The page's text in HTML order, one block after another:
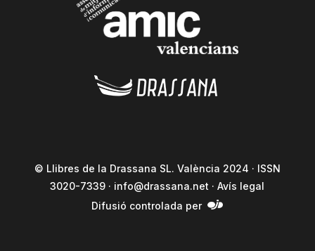
© Llibres de la Drassana SL. València 2024 · ISSN
3020-7339 · info@drassana.net ·Avís legal
Difusió controlada per